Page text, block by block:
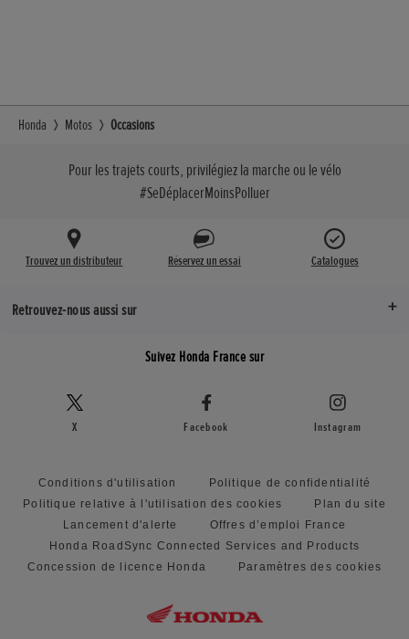
Honda Motos Occasions
Pour les trajets courts, privilégiez la marche ou le vélo
#SeDéplacerMoinsPolluer
Trouvez un distributeur Réservez un essai Catalogues
Retrouvez-nous aussi sur
Suivez Honda France sur
X Facebook Instagram
Conditions d'utilisation
Politique de confidentialité
Politique relative à l'utilisation des cookies
Plan du site
Lancement d'alerte
Offres d’emploi France
Honda RoadSync Connected Services and Products
Concession de licence Honda
Paramètres des cookies